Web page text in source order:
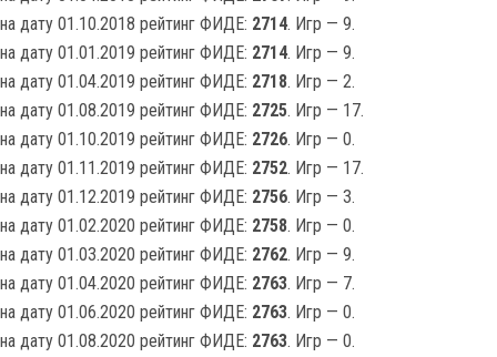
на дату 01.10.2018 рейтинг ФИДЕ: 2714. Игр — 9.
на дату 01.01.2019 рейтинг ФИДЕ: 2714. Игр — 9.
на дату 01.04.2019 рейтинг ФИДЕ: 2718. Игр — 2.
на дату 01.08.2019 рейтинг ФИДЕ: 2725. Игр — 17.
на дату 01.10.2019 рейтинг ФИДЕ: 2726. Игр — 0.
на дату 01.11.2019 рейтинг ФИДЕ: 2752. Игр — 17.
на дату 01.12.2019 рейтинг ФИДЕ: 2756. Игр — 3.
на дату 01.02.2020 рейтинг ФИДЕ: 2758. Игр — 0.
на дату 01.03.2020 рейтинг ФИДЕ: 2762. Игр — 9.
на дату 01.04.2020 рейтинг ФИДЕ: 2763. Игр — 7.
на дату 01.06.2020 рейтинг ФИДЕ: 2763. Игр — 0.
на дату 01.08.2020 рейтинг ФИДЕ: 2763. Игр — 0.